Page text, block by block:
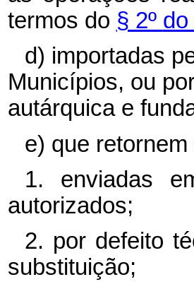
termos do § 2º do
d) importadas
Municípios, ou
autárquica e
e) que
1. enviadas
autorizados;
2. por defeito
substituição;